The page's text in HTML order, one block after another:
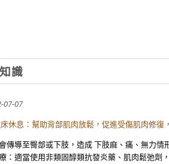
識
07-07
床休息：幫助背部肌肉放鬆，促進受傷肌肉修復
傳導至臀部或下肢，造成 下肢麻、痛、無力
：適當使用非類固醇類抗發炎藥、肌肉鬆弛劑，